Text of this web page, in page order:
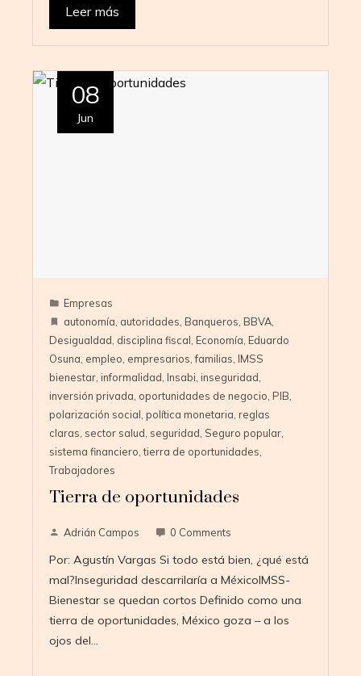
Leer más
08
Jun
Empresas
autonomía, autoridades, Banqueros, BBVA,
Desigualdad, disciplina fiscal, Economía, Eduardo
Osuna, empleo, empresarios,familias, IMSS
bienestar, informalidad, Insabi, inseguridad,
inversión privada, oportunidades de negocio, PIB,
polarización social, política monetaria, reglas
claras, sector salud, seguridad, Seguro popular,
sistema financiero,tierra de oportunidades,
Trabajadores
Tierra de oportunidades
Adrián Campos 0 Comments
Por: Agustín Vargas Si todo está bien, ¿qué está
mal?Inseguridad descarrilaría a MéxicoIMSS-
Bienestar se quedan cortos Definido como una
tierra de oportunidades, México goza – a los
ojos del…